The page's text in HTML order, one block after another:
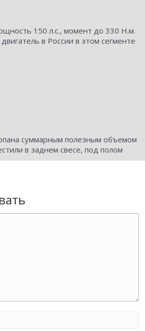
150 л.с., момент до 330 Н.м.
в России в этом сегменте
суммарным полезным объемом
в заднем свесе, под полом